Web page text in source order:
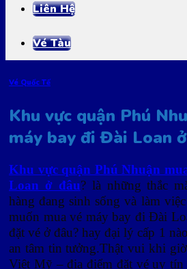
Liên Hệ
Vé Tàu
Vé Quốc Tế
Khu vực quận Phú
máy bay đi Đài Loan
Khu vực quận Phú Nhuận
Loan ở đâu? là những thắc
hàng đang sinh sống và làm
muốn mua vé máy bay đi Đài
đặt vé ở đâu? hay đại lý cấp 1
an tâm tin tưởng.Thật vui khi
Việt Mỹ – địa điểm đặt vé uy